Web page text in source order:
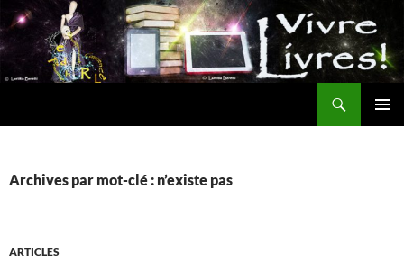
Aller
au
contenu
Archives par mot-clé : n’existe pas
ARTICLES